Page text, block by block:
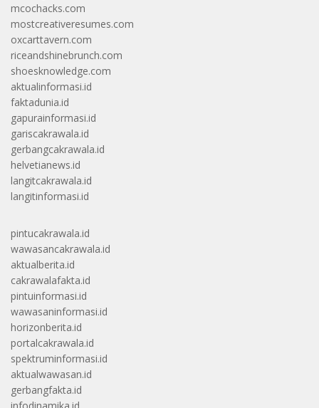
mcochacks.com
mostcreativeresumes.com
oxcarttavern.com
riceandshinebrunch.com
shoesknowledge.com
aktualinformasi.id
faktadunia.id
gapurainformasi.id
gariscakrawala.id
gerbangcakrawala.id
helvetianews.id
langitcakrawala.id
langitinformasi.id
pintucakrawala.id
wawasancakrawala.id
aktualberita.id
cakrawalafakta.id
pintuinformasi.id
wawasaninformasi.id
horizonberita.id
portalcakrawala.id
spektruminformasi.id
aktualwawasan.id
gerbangfakta.id